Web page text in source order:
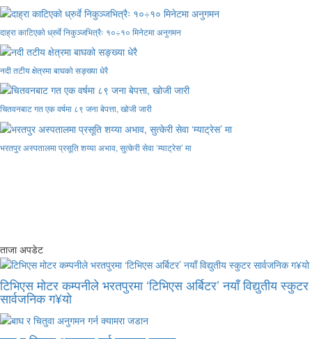
दाह्रा काटिएको ध्रुर्वे निकुञ्जभित्रैः १०÷१० मिनेटमा अनुगमन
नदी तटीय क्षेत्रमा बाघको सङ्ख्या धेरै
चितवनबाट गत एक वर्षमा ८९ जना बेपत्ता, खोजी जारी
भरतपुर अस्पतालमा प्रसूति शय्या अभाव, सुत्केरी सेवा ‘म्याट्रेस’ मा
ताजा अपडेट
टिभिएस मोटर कम्पनीले भरतपुरमा ‘टिभिएस अर्बिटर’ नयाँ विद्युतीय स्कुटर
सार्वजनिक ग¥यो